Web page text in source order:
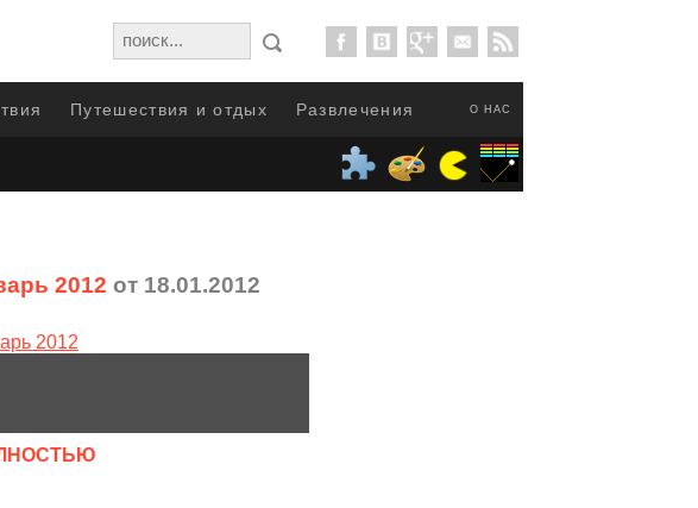
О НАС
Путешествия и отдых Развлечения
2012 от 18.01.2012